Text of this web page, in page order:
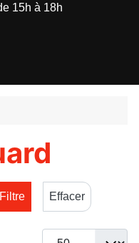
Filtre
Effacer
Afficher #
15h à 18h